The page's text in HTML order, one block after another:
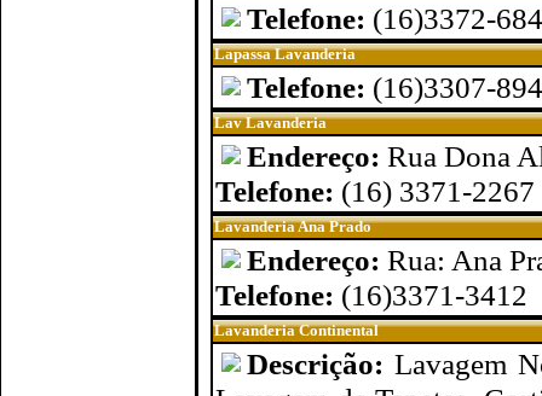
Telefone: (16)3372-
Lapassa Lavanderia
Telefone: (16)3307-
Lav Lavanderia
Endereço: Rua Dona
Telefone: (16) 3371-2267
Lavanderia Ana Prado
Endereço: Rua: Ana
Telefone: (16)3371-3412
Lavanderia Continental
Descrição:Lavagem